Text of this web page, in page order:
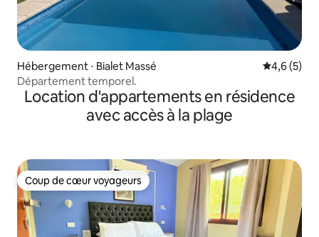
Hébergement ⋅ Bialet Massé Évaluation
4,6 (5)
Département temporel.
Location d'appartements en résidence
avec accès à la plage
Coup de cœur voyageurs
Coup de cœur voyageurs